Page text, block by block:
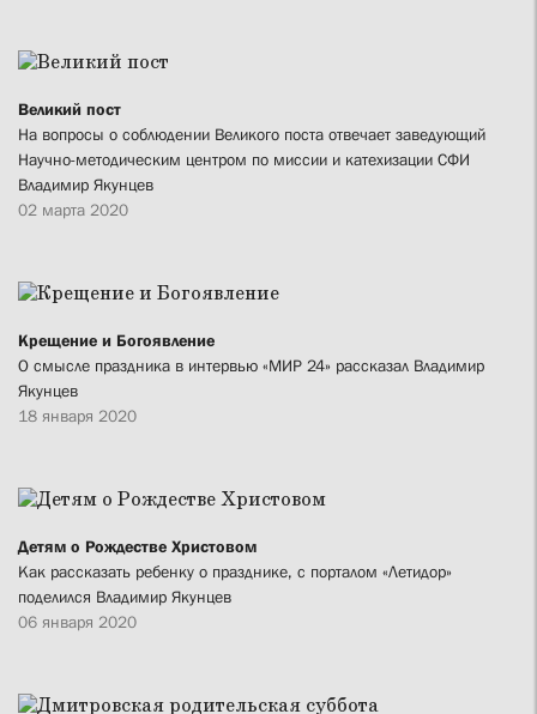
Великий пост
На вопросы о соблюдении Великого поста отвечает заведующий
Научно-методическим центром по миссии и катехизации СФИ
Владимир Якунцев
02 марта 2020
Крещение и Богоявление
О смысле праздника в интервью «МИР 24» рассказал Владимир
Якунцев
18 января 2020
Детям о Рождестве Христовом
Как рассказать ребенку о празднике, с порталом «Летидор»
поделился Владимир Якунцев
06 января 2020